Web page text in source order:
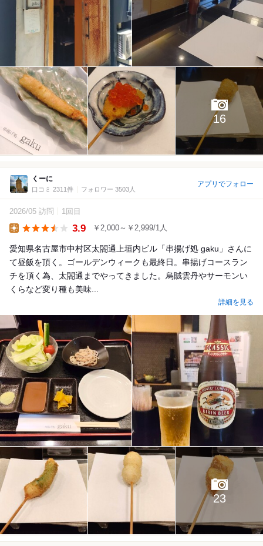
16
くーに
口コミ 2311件 フォロワー 3503人
アプリでフォロー
2026/05 訪問 1回目
3.9 ￥2,000～￥2,999/1人
愛知県名古屋市中村区太閤通上垣内ビル「串揚げ処 gaku」さんに
て昼飯を頂く。ゴールデンウィークも最終日。串揚げコースラン
チを頂く為、太閤通までやってきました。烏賊雲丹やサーモンい
くらなど変り種も美味...
詳細を見る
23